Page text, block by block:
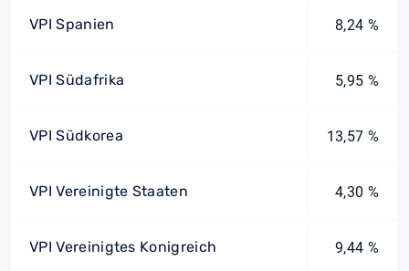
VPI Spanien 8,24 %
VPI Südafrika 5,95 %
VPI Südkorea 13,57 %
VPI Vereinigte Staaten 4,30 %
VPI Vereinigtes Konigreich 9,44 %